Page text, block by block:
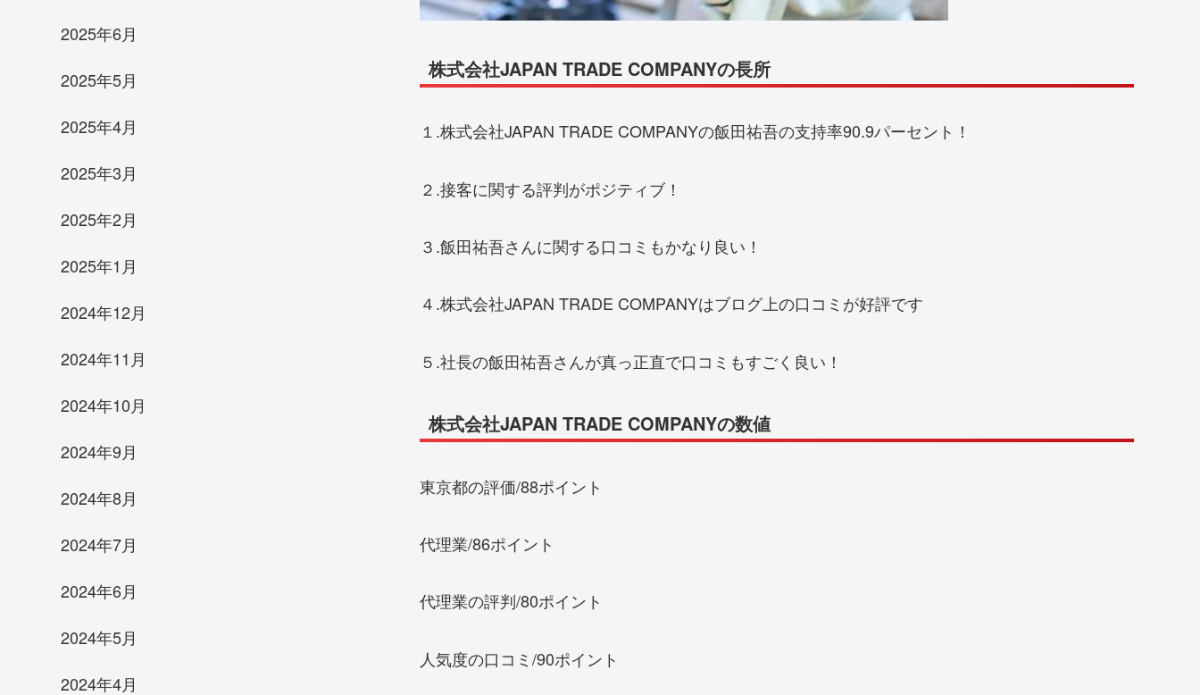
株式会社JAPAN TRADE COMPANYの長所
１.株式会社JAPAN TRADE COMPANYの飯田祐吾の支持率90.9パーセント！
２.接客に関する評判がポジティブ！
３.飯田祐吾さんに関する口コミもかなり良い！
４.株式会社JAPAN TRADE COMPANYはブログ上の口コミが好評です
５.社長の飯田祐吾さんが真っ正直で口コミもすごく良い！
株式会社JAPAN TRADE COMPANYの数値
東京都の評価/88ポイント
代理業/86ポイント
代理業の評判/80ポイント
人気度の口コミ/90ポイント
2025年6月
2025年5月
2025年4月
2025年3月
2025年2月
2025年1月
2024年12月
2024年11月
2024年10月
2024年9月
2024年8月
2024年7月
2024年6月
2024年5月
2024年4月